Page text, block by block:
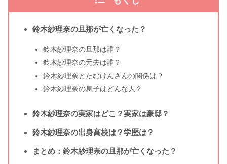
鈴木紗理奈の旦那が亡くなった？
鈴木紗理奈の旦那は誰？
鈴木紗理奈の元夫は誰？
鈴木紗理奈とたむけんさんの関係は？
鈴木紗理奈の息子はどんな人？
鈴木紗理奈の実家はどこ？実家は豪邸？
鈴木紗理奈の出身高校は？学歴は？
まとめ：鈴木紗理奈の旦那が亡くなった？